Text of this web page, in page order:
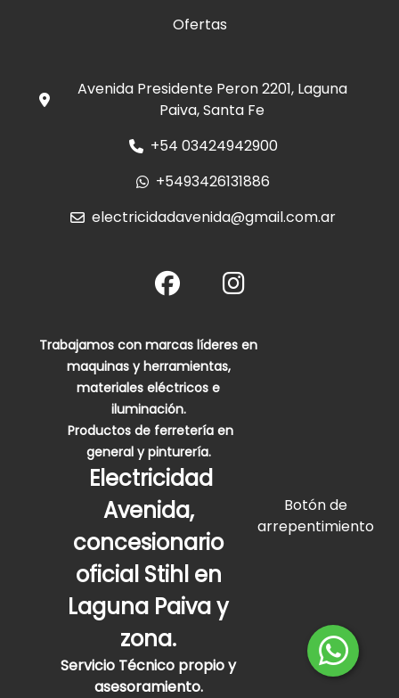
Ofertas
Avenida Presidente Peron 2201, Laguna
Paiva, Santa Fe
+54 03424942900
+5493426131886
electricidadavenida@gmail.com.ar
Trabajamos con marcas líderes en
maquinas y herramientas,
materiales eléctricos e
iluminación.
Productos de ferretería en
general y pinturería.
Electricidad
Avenida,
concesionario
oficial Stihl en
Laguna Paiva y
zona.
Servicio Técnico propio y
asesoramiento.
Botón de
arrepentimiento